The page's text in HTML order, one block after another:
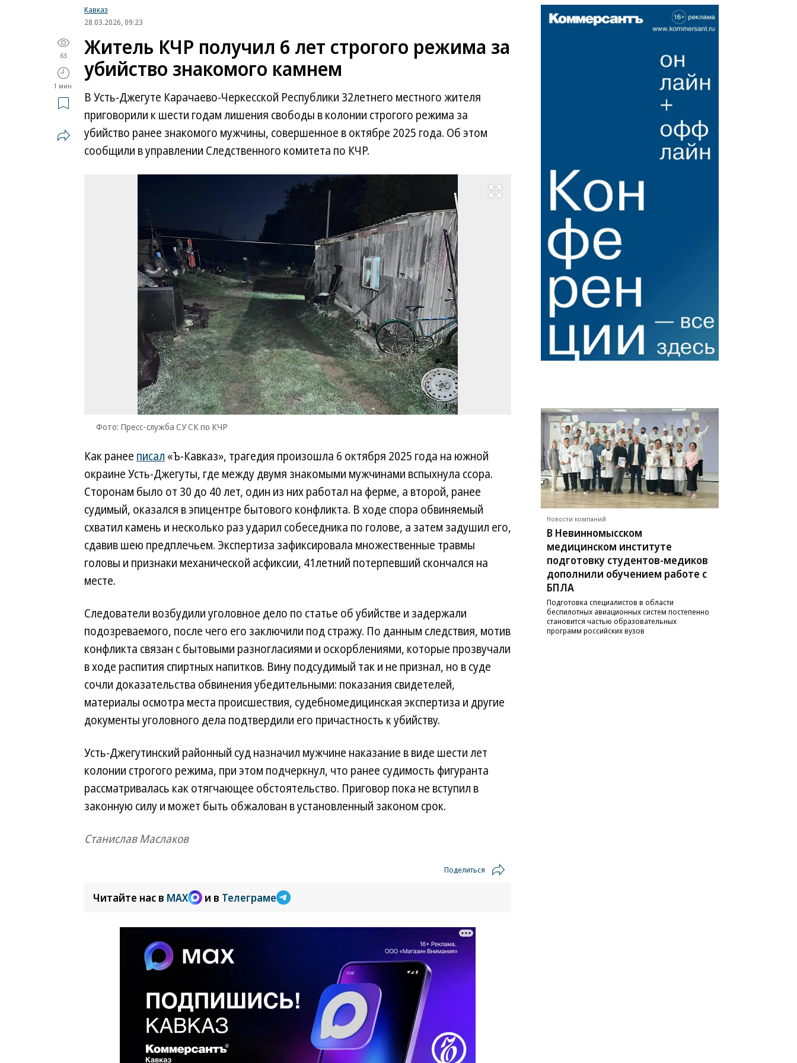
Кавказ
28.03.2026, 09:23
63
1 мин.
Житель КЧР получил 6 лет строгого режима за
убийство знакомого камнем
В Усть-Джегуте Карачаево-Черкесской Республики 32летнего местного жителя
приговорили к шести годам лишения свободы в колонии строгого режима за
убийство ранее знакомого мужчины, совершенное в октябре 2025 года. Об этом
сообщили в управлении Следственного комитета по КЧР.
Развернуть на весь экран
Фото: Пресс-служба СУ СК по КЧР
служба
Как ранее писал «Ъ-Кавказ», трагедия произошла 6 октября 2025 года на южной
окраине Усть-Джегуты, где между двумя знакомыми мужчинами вспыхнула ссора.
Сторонам было от 30 до 40 лет, один из них работал на ферме, а второй, ранее
судимый, оказался в эпицентре бытового конфликта. В ходе спора обвиняемый
схватил камень и несколько раз ударил собеседника по голове, а затем задушил его,
сдавив шею предплечьем. Экспертиза зафиксировала множественные травмы
головы и признаки механической асфиксии, 41летний потерпевший скончался на
месте.
Следователи возбудили уголовное дело по статье об убийстве и задержали
подозреваемого, после чего его заключили под стражу. По данным следствия, мотив
конфликта связан с бытовыми разногласиями и оскорблениями, которые прозвучали
в ходе распития спиртных напитков. Вину подсудимый так и не признал, но в суде
сочли доказательства обвинения убедительными: показания свидетелей,
материалы осмотра места происшествия, судебномедицинская экспертиза и другие
документы уголовного дела подтвердили его причастность к убийству.
Усть-Джегутинский районный суд назначил мужчине наказание в виде шести лет
колонии строгого режима, при этом подчеркнул, что ранее судимость фигуранта
рассматривалась как отягчающее обстоятельство. Приговор пока не вступил в
законную силу и может быть обжалован в установленный законом срок.
Станислав Маслаков
Поделиться
Читайте нас в MAX и в Телеграме
Новости компаний
В Невинномысском
медицинском институте
подготовку студентов-медиков
дополнили обучением работе с
БПЛА
Подготовка специалистов в области
беспилотных авиационных систем постепенно
становится частью образовательных
программ российских вузов